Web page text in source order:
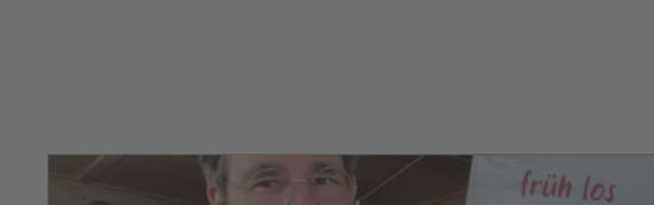
Video abspielen